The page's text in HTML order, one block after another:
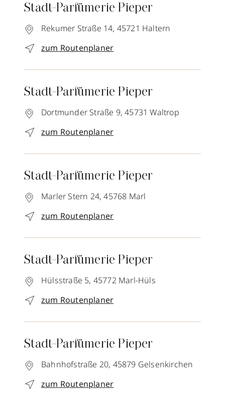
Stadt-Parfümerie Pieper
Rekumer Straße 14, 45721 Haltern
zum Routenplaner
Stadt-Parfümerie Pieper
Dortmunder Straße 9, 45731 Waltrop
zum Routenplaner
Stadt-Parfümerie Pieper
Marler Stern 24, 45768 Marl
zum Routenplaner
Stadt-Parfümerie Pieper
Hülsstraße 5, 45772 Marl-Hüls
zum Routenplaner
Stadt-Parfümerie Pieper
Bahnhofstraße 20, 45879 Gelsenkirchen
zum Routenplaner